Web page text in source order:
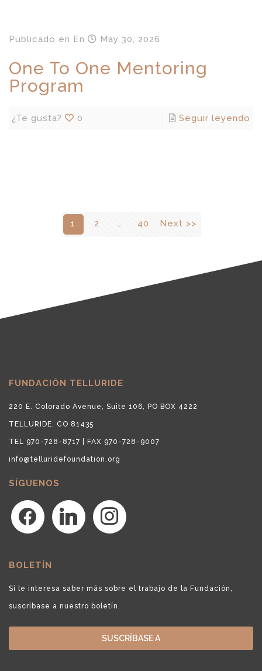
Publicado en En May 30, 2026
One To One Mentoring
Program
¿Te gusta? 0 Seguir leyendo
1 2 … 40 Next >>
FUNDACIÓN TELLURIDE
220 E. Colorado Avenue, Suite 106, PO BOX 4222
TELLURIDE, CO 81435
TEL 970-728-8717 | FAX 970-728-9007
info@telluridefoundation.org
SÍGUENOS
facebook linkedin instagram
BOLETÍN
Si le interesa saber más sobre el trabajo de la Fundación,
suscríbase a nuestro boletín.
SUSCRÍBASE A